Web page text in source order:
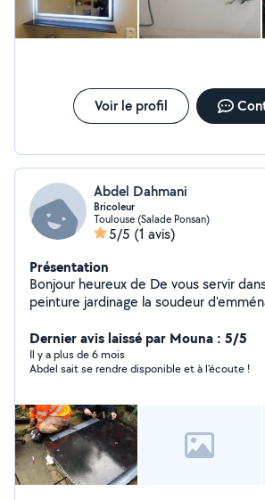
Voir le profil
Abdel Dahmani
Bricoleur
Toulouse (Salade Ponsan)
5/5 (1 avis)
Présentation
Bonjour heureux de De vous servir
peinture jardinage la soudeur
Dernier avis laissé par Mouna : 5/5
Il y a plus de 6 mois
Abdel sait se rendre disponible et à l'écoute !